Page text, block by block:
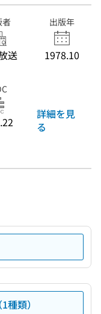
者
送
出版年
1978.10
詳細を見
る
類）